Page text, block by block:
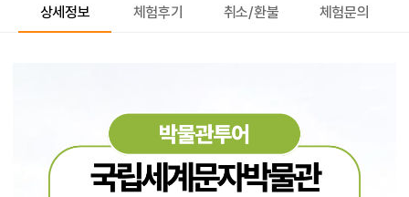
상세정보 체험후기 취소/환불 체험문의